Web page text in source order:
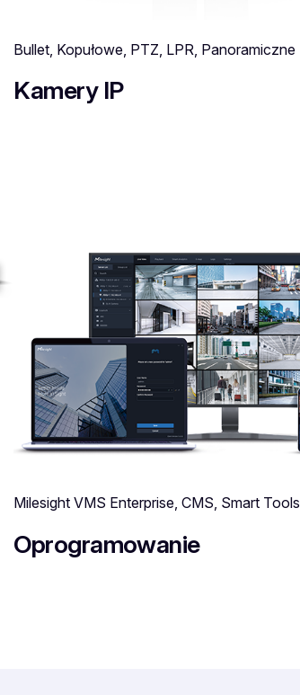
Bullet, Kopułowe, PTZ, LPR, Panoramiczne
Kamery IP
Milesight VMS Enterprise, CMS, Smart Tools
Oprogramowanie